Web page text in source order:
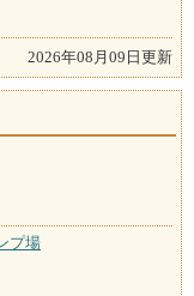
2026年08月09日更新
プ場